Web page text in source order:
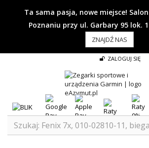
Ta sama pasja, nowe miejsce!
Poznaniu przy ul. Garbary 95 lok.
ZNAJDŹ NAS
ZALOGUJ SIĘ